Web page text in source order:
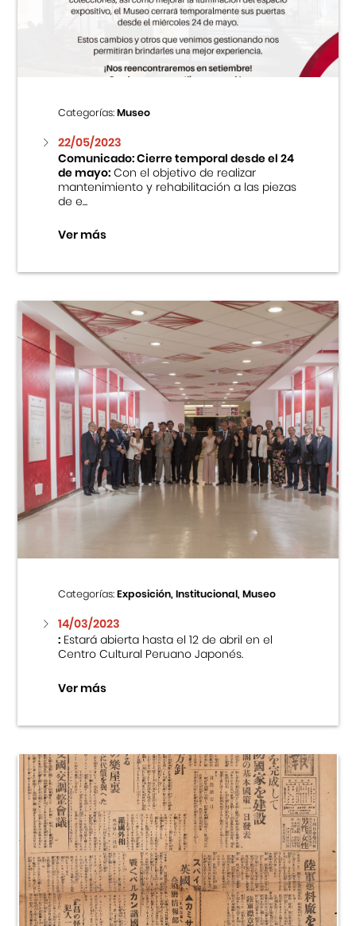
Centro Cultural Peruano Japonés
Museo de la Inmigración Japonesa
Fondo Editorial
Teatro Peruano Japonés
Categorías:Museo
22/05/2023
Comunicado: Cierre temporal desde el 24
de mayo:Con el objetivo de realizar
mantenimiento y rehabilitación a las piezas
de e...
Ver más
Categorías:Exposición, Institucional, Museo
14/03/2023
:Estará abierta hasta el 12 de abril en el
Centro Cultural Peruano Japonés.
Ver más